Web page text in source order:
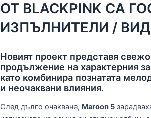
ОТ BLACKPINK СА
ИЗПЪЛНИТЕЛИ /
Новият проект представя
продължение на характерния за
като комбинира познатата
и неочаквани влияния.
След дълго очакване, Maroon 5